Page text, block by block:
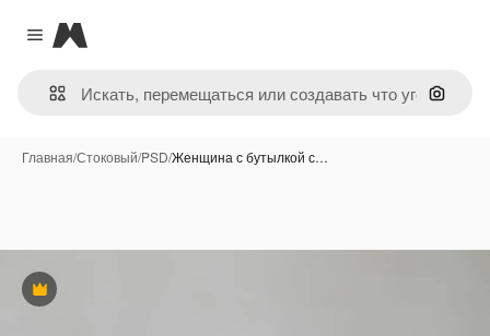
Close menu
Magnific
Поиск
Главная/Стоковый/PSD/Женщина с бутылкой с…
Премиум